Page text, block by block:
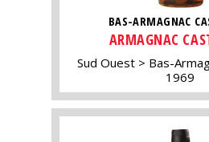
BAS-ARMAGNAC
ARMAGNAC
Sud Ouest Bas-
1969